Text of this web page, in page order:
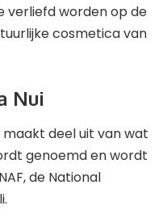
verliefd worden op de
cosmetica van
Nui
deel uit van wat
genoemd en wordt
de National